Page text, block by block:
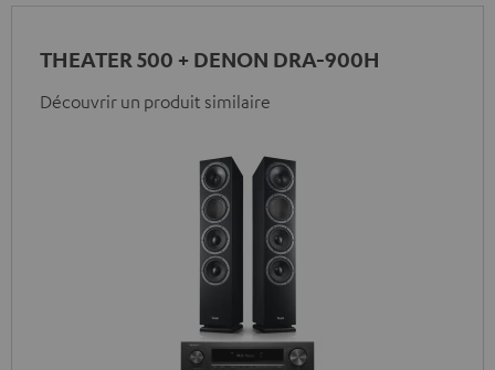
THEATER 500 + DENON DRA-900H
Découvrir un produit similaire